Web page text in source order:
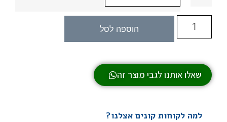
הוספה לסל
שאלו אותנו לגבי מוצר זה
למה לקוחות קונים אצלנו?